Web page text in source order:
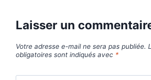
Laisser un
Votre adresse e-mail ne sera pas publiée.
obligatoires sont indiqués avec *